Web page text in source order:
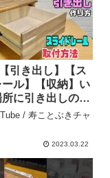
引き出し】【ス
ル】【収納】い
に引き出しの作
ライドレールの
見れば簡単に取
るポイントやコツ
も増えて便利#diy
/ 寿ことぶきチャ
2023.03.22